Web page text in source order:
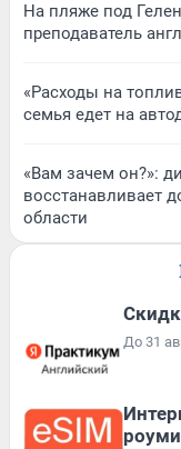
На пляже под
преподаватель
«Расходы на
семья едет на
«Вам зачем он?»:
восстанавливает
области
До 31